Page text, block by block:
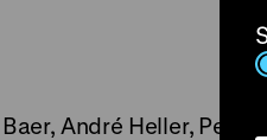
André Heller, Peter